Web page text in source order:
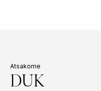
Atsakome
DUK